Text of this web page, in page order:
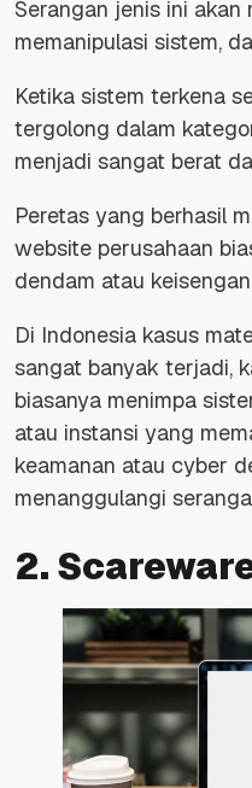
Serangan jenis ini akan
memanipulasi sistem,
Ketika sistem terkena
tergolong dalam
menjadi sangat berat
Peretas yang berhasil
website perusahaan
dendam atau
Di Indonesia kasus
sangat banyak terjadi,
biasanya menimpa
atau instansi yang
keamanan atau cyber
menanggulangi
2.